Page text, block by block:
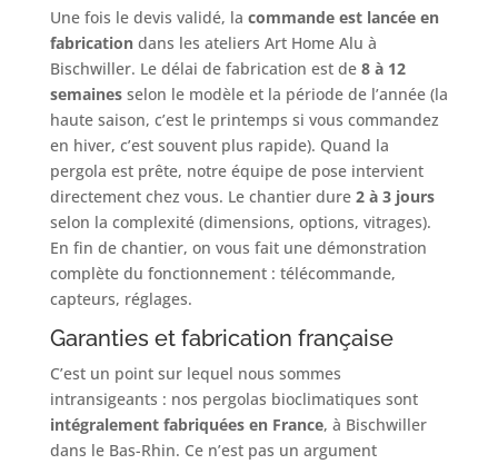
Une fois le devis validé, la commande est lancée en
fabricationdans les ateliers Art Home Alu à
Bischwiller. Le délai de fabrication est de 8 à 12
semainesselon le modèle et la période de l’année (la
haute saison, c’est le printemps si vous commandez
en hiver, c’est souvent plus rapide). Quand la
pergola est prête, notre équipe de pose intervient
directement chez vous. Le chantier dure 2 à 3 jours
selon la complexité (dimensions, options, vitrages).
En fin de chantier, on vous fait une démonstration
complète du fonctionnement : télécommande,
capteurs, réglages.
Garanties et fabrication française
C’est un point sur lequel nous sommes
intransigeants : nos pergolas bioclimatiques sont
intégralement fabriquées en France, à Bischwiller
dans le Bas-Rhin. Ce n’est pas un argument